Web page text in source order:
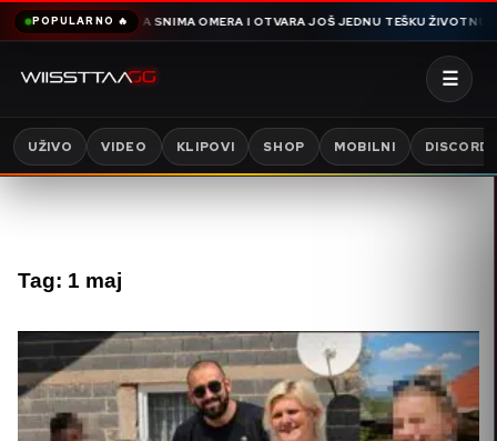
POPULARNO 🔥
HAMDIJA SNIMA OMERA I OTVARA JOŠ JEDNU TEŠKU ŽIVOTNU I
☰
UŽIVO VIDEO KLIPOVI SHOP MOBILNI DISCORD
Tag: 1 maj